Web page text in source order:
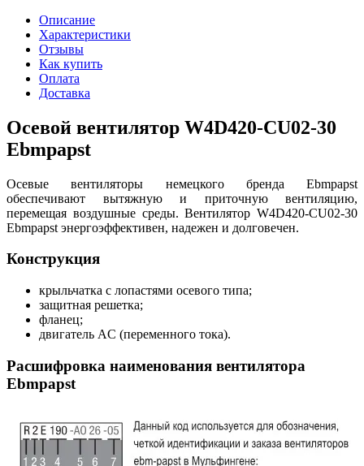
Описание
Характеристики
Отзывы
Как купить
Оплата
Доставка
Осевой вентилятор W4D420-CU02-30
Ebmpapst
Осевые вентиляторы немецкого бренда Ebmpapst
обеспечивают вытяжную и приточную вентиляцию,
перемещая воздушные среды. Вентилятор W4D420-CU02-30
Ebmpapst энергоэффективен, надежен и долговечен.
Конструкция
крыльчатка с лопастями осевого типа;
защитная решетка;
фланец;
двигатель AC (переменного тока).
Расшифровка наименования вентилятора
Ebmpapst